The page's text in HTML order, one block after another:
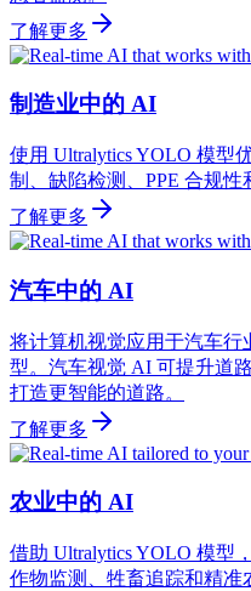
了解更多
制造业中的 AI
使用 Ultralytics YOLO 模型
制、缺陷检测、PPE 合规性
了解更多
汽车中的 AI
将计算机视觉应用于汽车行
型。汽车视觉 AI 可提升道
打造更智能的道路。
了解更多
农业中的 AI
借助 Ultralytics YOLO 模型
作物监测、牲畜追踪和精准